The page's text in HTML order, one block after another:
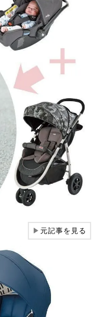
▶元記事を見る